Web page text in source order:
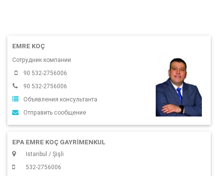
EMRE KOÇ
Сотрудник компании
90 532-2756006
90 532-2756006
Объявления консультанта
Отправить сообщение
EPA EMRE KOÇ GAYRİMENKUL
Istanbul / Şişli
532-2756006